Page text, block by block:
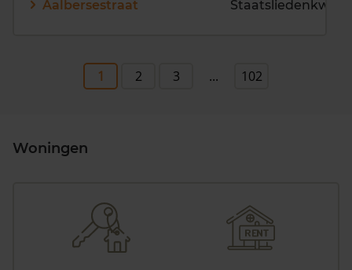
Aalbersestraat
1 2 3 ... 102
Woningen